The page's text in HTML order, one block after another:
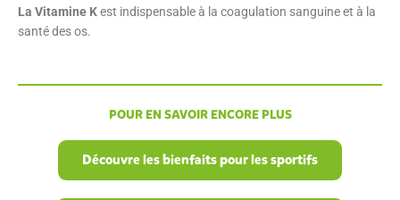
La Vitamine Kest indispensableà la coagulation sanguine et à la
santé des os.
POUR EN SAVOIR ENCORE PLUS
Découvre les bienfaits pour les sportifs